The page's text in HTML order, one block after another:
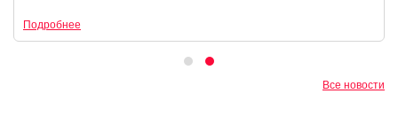
Подробнее
Все новости